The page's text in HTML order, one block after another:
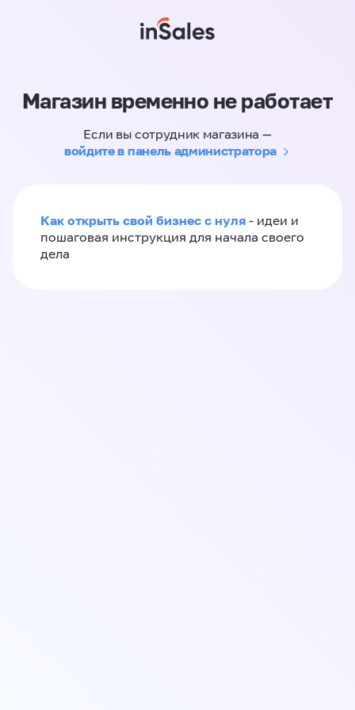
Магазин временно не работает
Если вы сотрудник магазина —
войдите в панель администратора
Как открыть свой бизнес с нуля - идеи и
пошаговая инструкция для начала своего
дела